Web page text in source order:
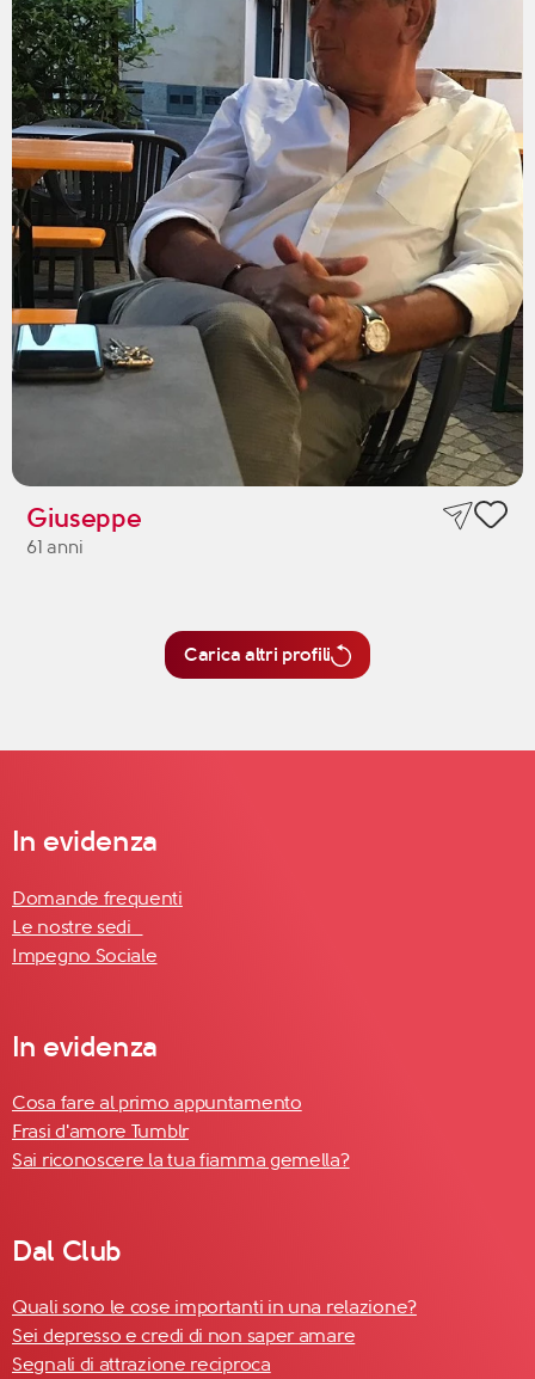
Giuseppe
61 anni
Carica altri profili
In evidenza
Domande frequenti
Le nostre sedi
Impegno Sociale
In evidenza
Cosa fare al primo appuntamento
Frasi d'amore Tumblr
Sai riconoscere la tua fiamma gemella?
Dal Club
Quali sono le cose importanti in una relazione?
Sei depresso e credi di non saper amare
Segnali di attrazione reciproca